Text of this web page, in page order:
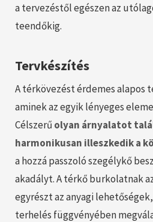
a tervezéstől egészen az
teendőkig.
Tervkészítés
A térkövezést érdemes alapos
aminek az egyik lényeges
Célszerű olyan árnyalatot
harmonikusan illeszkedik a
a hozzá passzoló szegélykő
akadályt. A térkő burkolatnak
egyrészt az anyagi
terhelés függvényében